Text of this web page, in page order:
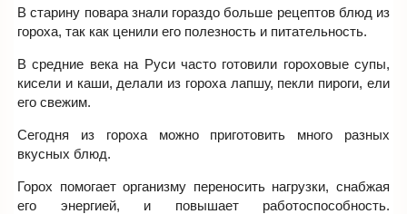
В старину повара знали гораздо больше рецептов блюд из
гороха, так как ценили его полезность и питательность.
В средние века на Руси часто готовили гороховые супы,
кисели и каши, делали из гороха лапшу, пекли пироги, ели
его свежим.
Сегодня из гороха можно приготовить много разных
вкусных блюд.
Горох помогает организму переносить нагрузки, снабжая
его энергией, и повышает работоспособность.